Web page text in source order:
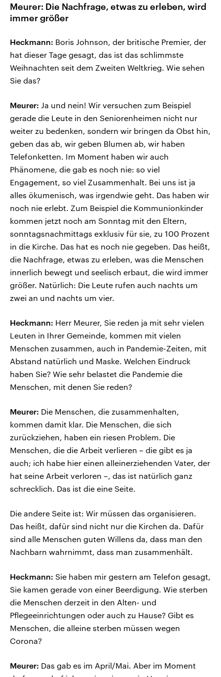
Meurer: Die Nachfrage, etwas zu erleben, wird
immer größer
Heckmann: Boris Johnson, der britische Premier, der
hat dieser Tage gesagt, das ist das schlimmste
Weihnachten seit dem Zweiten Weltkrieg. Wie sehen
Sie das?
Meurer: Ja und nein! Wir versuchen zum Beispiel
gerade die Leute in den Seniorenheimen nicht nur
weiter zu bedenken, sondern wir bringen da Obst hin,
geben das ab, wir geben Blumen ab, wir haben
Telefonketten. Im Moment haben wir auch
Phänomene, die gab es noch nie: so viel
Engagement, so viel Zusammenhalt. Bei uns ist ja
alles ökumenisch, was irgendwie geht. Das haben wir
noch nie erlebt. Zum Beispiel die Kommunionkinder
kommen jetzt noch am Sonntag mit den Eltern,
sonntagsnachmittags exklusiv für sie, zu 100 Prozent
in die Kirche. Das hat es noch nie gegeben. Das heißt,
die Nachfrage, etwas zu erleben, was die Menschen
innerlich bewegt und seelisch erbaut, die wird immer
größer. Natürlich: Die Leute rufen auch nachts um
zwei an und nachts um vier.
Heckmann: Herr Meurer, Sie reden ja mit sehr vielen
Leuten in Ihrer Gemeinde, kommen mit vielen
Menschen zusammen, auch in Pandemie-Zeiten, mit
Abstand natürlich und Maske. Welchen Eindruck
haben Sie? Wie sehr belastet die Pandemie die
Menschen, mit denen Sie reden?
Meurer: Die Menschen, die zusammenhalten,
kommen damit klar. Die Menschen, die sich
zurückziehen, haben ein riesen Problem. Die
Menschen, die die Arbeit verlieren – die gibt es ja
auch; ich habe hier einen alleinerziehenden Vater, der
hat seine Arbeit verloren –, das ist natürlich ganz
schrecklich. Das ist die eine Seite.
Die andere Seite ist: Wir müssen das organisieren.
Das heißt, dafür sind nicht nur die Kirchen da. Dafür
sind alle Menschen guten Willens da, dass man den
Nachbarn wahrnimmt, dass man zusammenhält.
Heckmann: Sie haben mir gestern am Telefon gesagt,
Sie kamen gerade von einer Beerdigung. Wie sterben
die Menschen derzeit in den Alten- und
Pflegeeinrichtungen oder auch zu Hause? Gibt es
Menschen, die alleine sterben müssen wegen
Corona?
Meurer: Das gab es im April/Mai. Aber im Moment